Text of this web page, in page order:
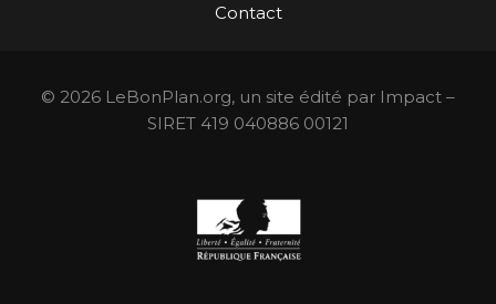
Contact
© 2026 LeBonPlan.org, un site édité par Impact –
SIRET 419 040886 00121